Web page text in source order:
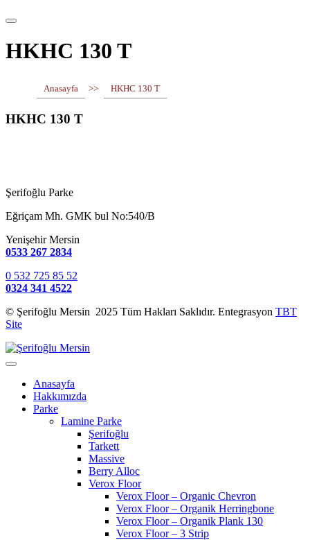
HKHC 130 T
Anasayfa >> HKHC 130 T
HKHC 130 T
Şerifoğlu Parke
Eğriçam Mh. GMK bul No:540/B
Yenişehir Mersin
0533 267 2834
0 532 725 85 52
0324 341 4522
© Şerifoğlu Mersin 2025 Tüm Hakları Saklıdır. Entegrasyon TBT
Site
Anasayfa
Hakkımızda
Parke
Lamine Parke
Şerifoğlu
Tarkett
Massive
Berry Alloc
Verox Floor
Verox Floor – Organic Chevron
Verox Floor – Organik Herringbone
Verox Floor – Organik Plank 130
Verox Floor – 3 Strip